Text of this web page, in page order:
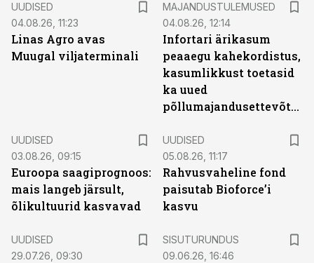
UUDISED
04.08.26, 11:23
Linas Agro avas
Muugal viljaterminali
MAJANDUSTULEMUSED
04.08.26, 12:14
Infortari ärikasum
peaaegu kahekordistus,
kasumlikkust toetasid
ka uued
põllumajandusettevõtted
UUDISED
03.08.26, 09:15
Euroopa saagiprognoos:
mais langeb järsult,
õlikultuurid kasvavad
UUDISED
05.08.26, 11:17
Rahvusvaheline fond
paisutab Bioforce’i
kasvu
UUDISED
29.07.26, 09:30
SISUTURUNDUS
09.06.26, 16:46